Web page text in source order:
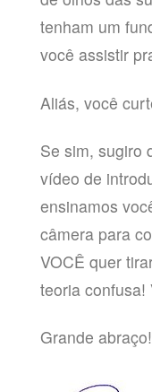
tenham um
você assistir
Aliás, você
Se sim, sugiro
vídeo de
ensinamos
câmera para
VOCÊ quer
teoria confusa!
Grande abraço!